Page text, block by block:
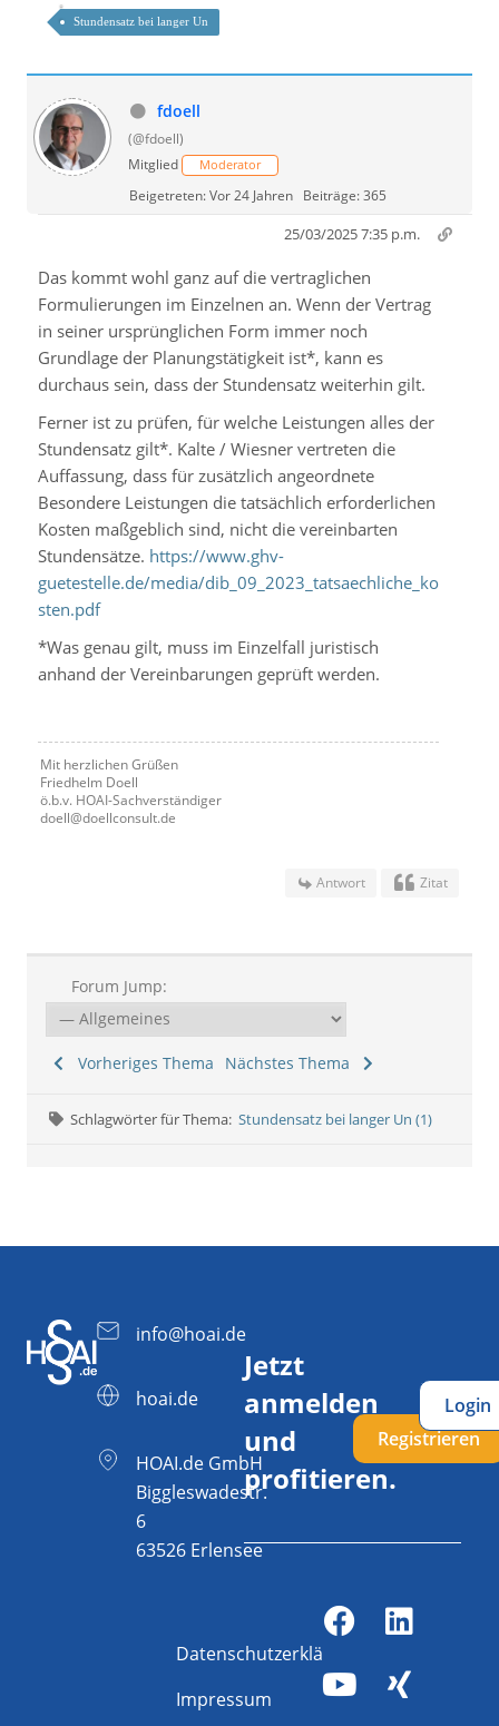
Stundensatz bei langer Un
fdoell
(@fdoell)
Mitglied
Moderator
Beigetreten: Vor 24 Jahren Beiträge: 365
25/03/2025 7:35 p.m.
Das kommt wohl ganz auf die vertraglichen
Formulierungen im Einzelnen an. Wenn der Vertrag
in seiner ursprünglichen Form immer noch
Grundlage der Planungstätigkeit ist*, kann es
durchaus sein, dass der Stundensatz weiterhin gilt.
Ferner ist zu prüfen, für welche Leistungen alles der
Stundensatz gilt*. Kalte / Wiesner vertreten die
Auffassung, dass für zusätzlich angeordnete
Besondere Leistungen die tatsächlich erforderlichen
Kosten maßgeblich sind, nicht die vereinbarten
Stundensätze. https://www.ghv-
guetestelle.de/media/dib_09_2023_tatsaechliche_ko
sten.pdf
*Was genau gilt, muss im Einzelfall juristisch
anhand der Vereinbarungen geprüft werden.
Mit herzlichen Grüßen
Friedhelm Doell
ö.b.v. HOAI-Sachverständiger
doell@doellconsult.de
Antwort Zitat
Forum Jump:
Vorheriges Thema Nächstes Thema
Schlagwörter für Thema:Stundensatz bei langer Un (1)
info@hoai.de
hoai.de
HOAI.de GmbH
Biggleswadestr.
6
63526 Erlensee
Jetzt
anmelden
und
profitieren.
Registrieren
Login
Datenschutzerklärung
Impressum